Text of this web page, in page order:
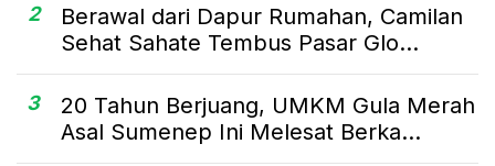
2
Berawal dari Dapur Rumahan, Camilan
Sehat Sahate Tembus Pasar Glo...
3
20 Tahun Berjuang, UMKM Gula Merah
Asal Sumenep Ini Melesat Berka...